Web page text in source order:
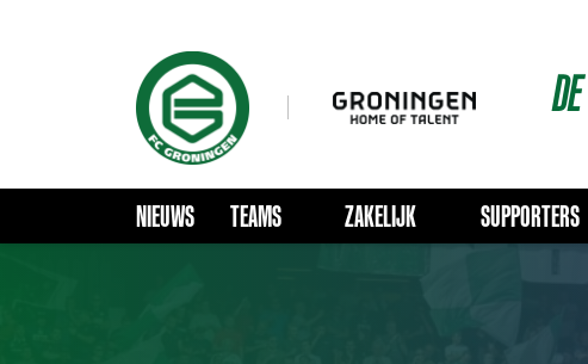
DE
NIEUWS TEAMS ZAKELIJK SUPPORTERS